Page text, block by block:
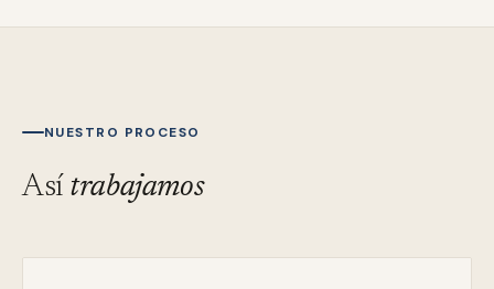
NUESTRO PROCESO
Así trabajamos